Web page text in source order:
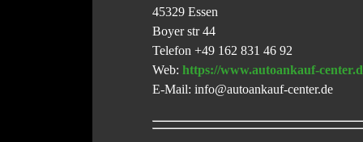
45329 Essen
Boyer str 44
Telefon +49 162 831 46 92
Web: https://www.autoankauf-
E-Mail: info@autoankauf-center.de